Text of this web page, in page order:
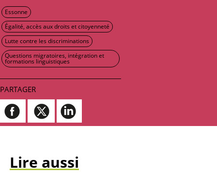
Essonne
Égalité, accès aux droits et citoyenneté
Lutte contre les discriminations
Questions migratoires, intégration et
formations linguistiques
PARTAGER
Lire aussi